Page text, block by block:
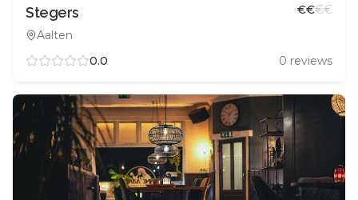
Stegers
Aalten
€€€€
0.0 0 reviews